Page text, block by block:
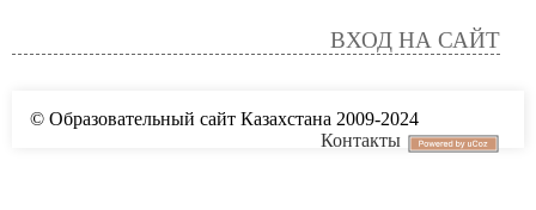
ВХОД НА САЙТ
© Образовательный сайт Казахстана 2009-2024
Контакты